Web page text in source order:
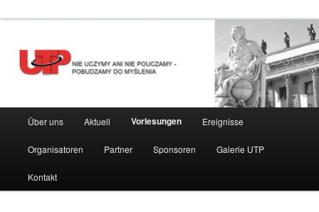
HauptmenüÜber uns Aktuell Vorlesungen Ereignisse
Organisatoren Partner Sponsoren Galerie UTP
Kontakt